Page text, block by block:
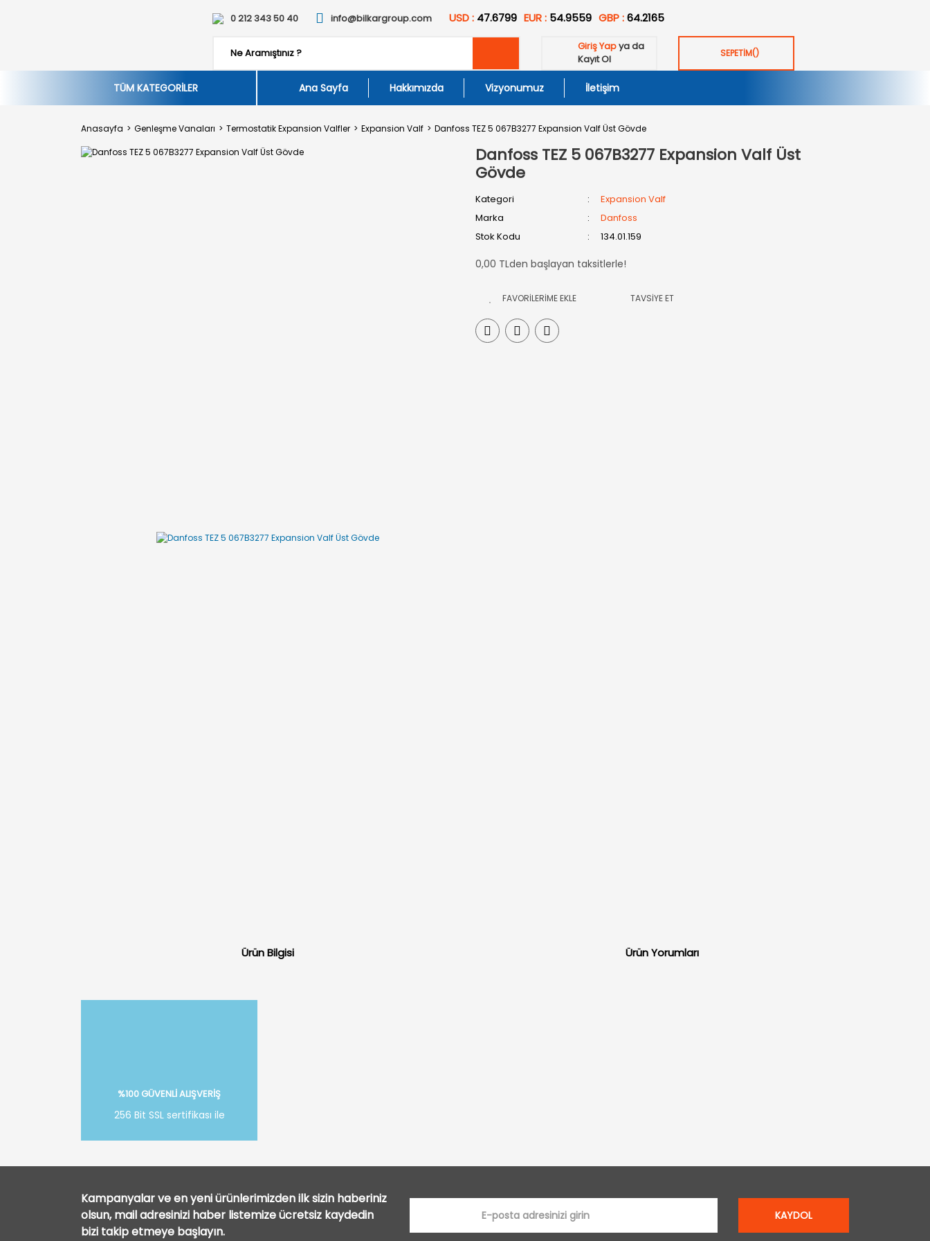
0 212 343 50 40 info@bilkargroup.com USD : 47.6799 EUR : 54.9559 GBP :64.2165
Giriş Yapya da
Kayıt Ol
SEPETİM()
TÜM KATEGORİLER Ana Sayfa Hakkımızda Vizyonumuz İletişim
Anasayfa Genleşme Vanaları Termostatik Expansion Valfler Expansion Valf Danfoss TEZ 5 067B3277 Expansion Valf Üst Gövde
Danfoss TEZ 5 067B3277 Expansion Valf Üst
Gövde
Kategori
Expansion Valf
Marka
Danfoss
Stok Kodu
134.01.159
0,00 TLden başlayan taksitlerle!
TAVSİYE ET
Ürün Bilgisi Ürün Yorumları
%100 GÜVENLİ ALIŞVERİŞ
256 Bit SSL sertifikası ile
Kampanyalar ve en yeni ürünlerimizden ilk sizin haberiniz
olsun, mail adresinizi haber listemize ücretsiz kaydedin
bizi takip etmeye başlayın.
KAYDOL